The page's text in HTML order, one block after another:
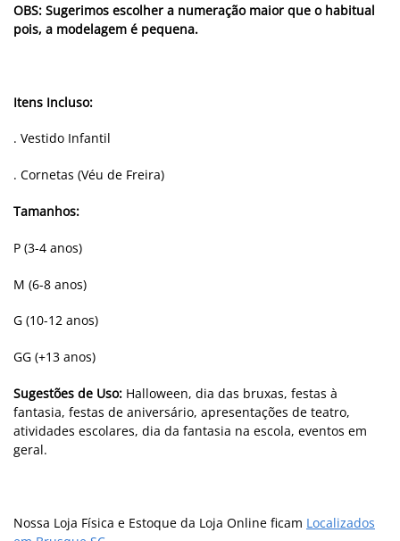
OBS: Sugerimos escolher a numeração maior que o habitual
pois, a modelagem é pequena.
Itens Incluso:
. Vestido Infantil
. Cornetas (Véu de Freira)
Tamanhos:
P (3-4 anos)
M (6-8 anos)
G (10-12 anos)
GG (+13 anos)
Sugestões de Uso: Halloween, dia das bruxas, festas à
fantasia, festas de aniversário, apresentações de teatro,
atividades escolares, dia da fantasia na escola, eventos em
geral.
Nossa Loja Física e Estoque da Loja Online ficam Localizados